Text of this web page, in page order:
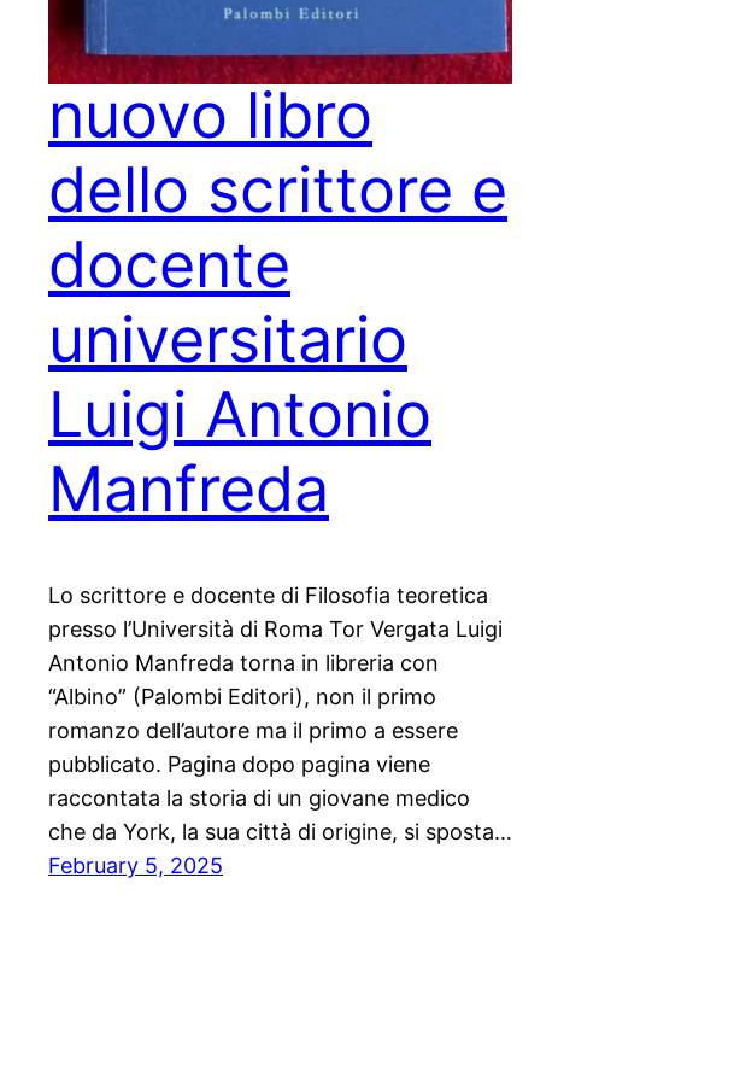
“Albino”, il
nuovo libro
dello scrittore e
docente
universitario
Luigi Antonio
Manfreda
Lo scrittore e docente di Filosofia teoretica
presso l’Università di Roma Tor Vergata Luigi
Antonio Manfreda torna in libreria con
“Albino” (Palombi Editori), non il primo
romanzo dell’autore ma il primo a essere
pubblicato. Pagina dopo pagina viene
raccontata la storia di un giovane medico
che da York, la sua città di origine, si sposta…
February 5, 2025